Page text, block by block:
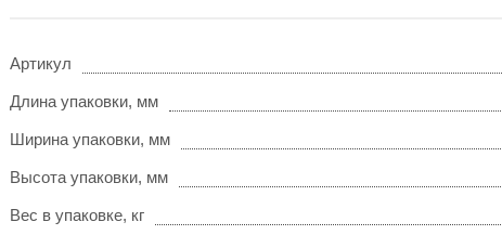
Артикул
Длина упаковки, мм
Ширина упаковки, мм
Высота упаковки, мм
Вес в упаковке, кг